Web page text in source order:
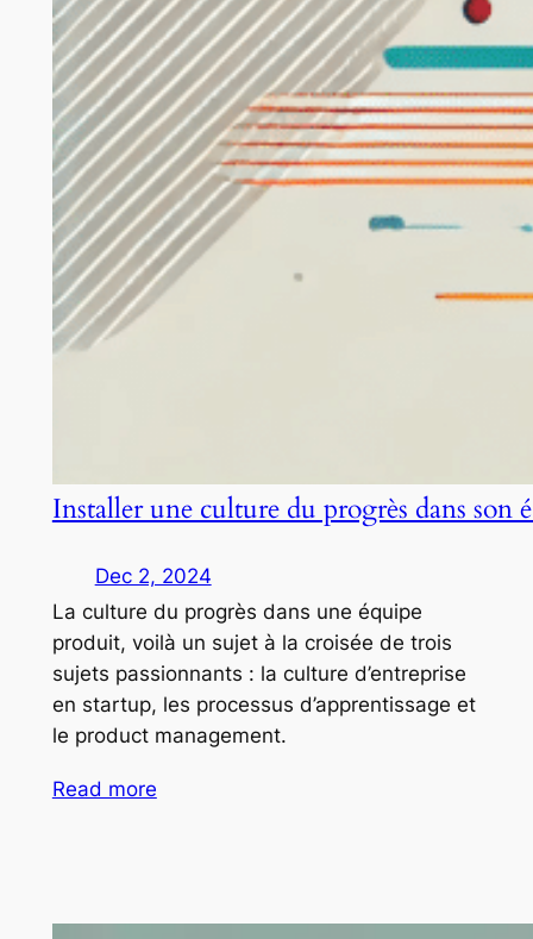
Installer une culture du progrès dans son
Dec 2, 2024
La culture du progrès dans une équipe
produit, voilà un sujet à la croisée de trois
sujets passionnants : la culture d’entreprise
en startup, les processus d’apprentissage et
le product management.
Read more